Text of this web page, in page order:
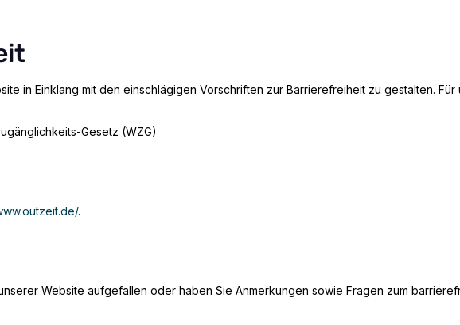
in Einklang mit den einschlägigen Vorschriften zur Barrierefreiheit zu gestalten.
Gesetz (WZG)
.
Website aufgefallen oder haben Sie Anmerkungen sowie Fragen zum